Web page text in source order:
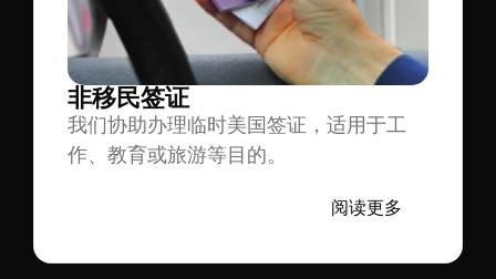
非移民签证
我们协助办理临时美国签证，适用于工
作、教育或旅游等目的。
阅读更多